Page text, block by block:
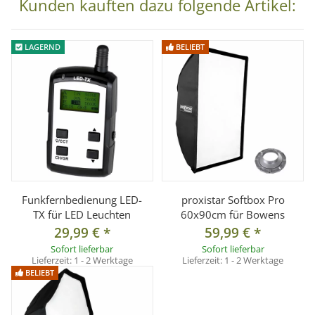
Fernsteuerung
Lebensdauer der LED's > 50.000 Std.
sehr geringer Energieverbrauch
geringe Wärmeentwicklung
mit praktischem Bowens S-Typ Schnellwechselbajonett
- es steht Ihnen eine Vielzahl von Lichtformern zur
Verfügung
inkl. Reflektor und 2 Diffuserscheiben
integrierte Schirmhalterung
stabiles Aluminiumgehäuse
super leiser Kühlventilator
Technische Daten LED:
Abmessungen: H x B x T: ca. 32×13×13cm
Kunden kauften dazu folgende Artikel:
LAGERND
Funkfernbedienung LED-
TX für LED Leuchten
29,99 €*
Sofort lieferbar
Lieferzeit: 1 - 2 Werktage
BELIEBT
proxistar Softbox Pro
60x90cm für Bowens
59,99 €*
Sofort lieferbar
Lieferzeit: 1 - 2 Werktage
BELIEBT